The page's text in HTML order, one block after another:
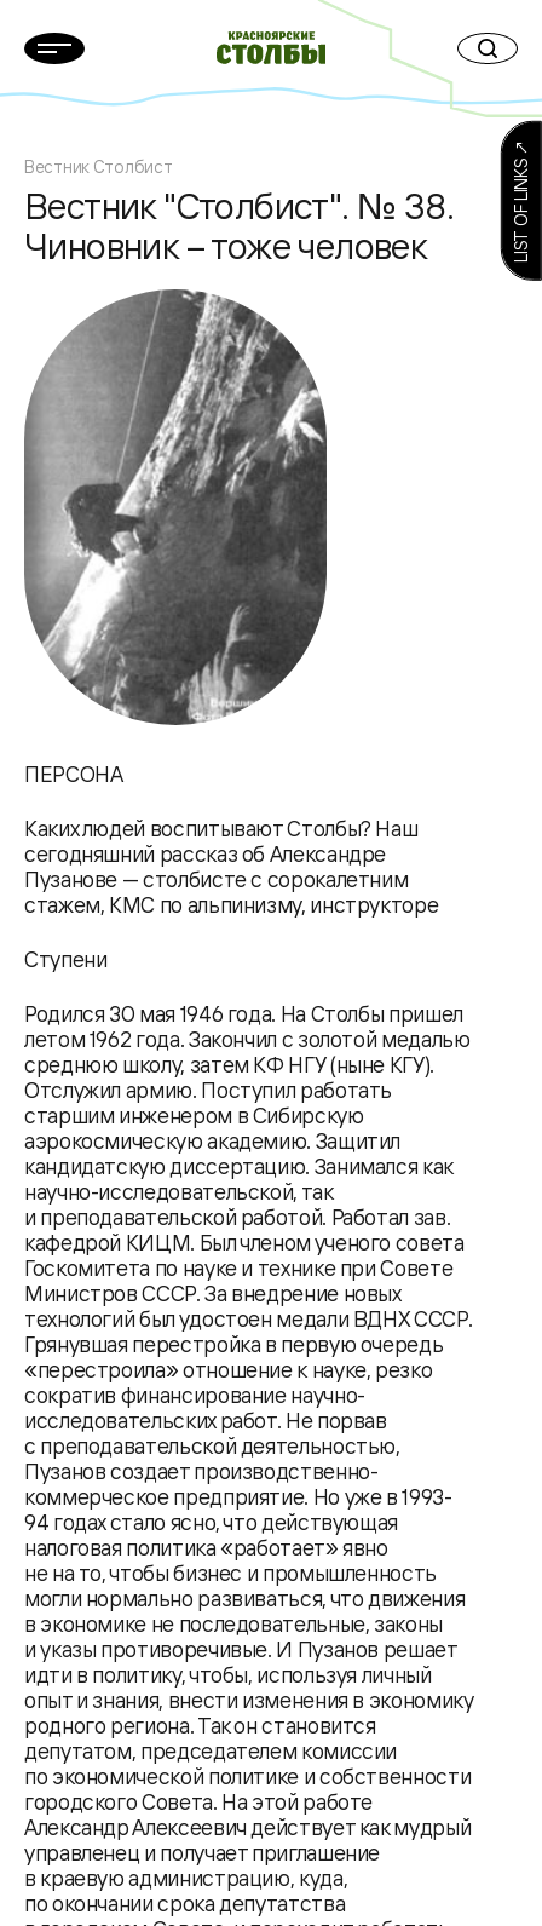
Вестник Столбист
Вестник "Столбист". № 38.
Чиновник – тоже человек
ПЕРСОНА
Каких людей воспитывают Столбы? Наш
сегодняшний рассказ об Александре
Пузанове — столбисте с сорокалетним
стажем, КМС по альпинизму, инструкторе
Ступени
Родился 30 мая 1946 года. На Столбы пришел
летом 1962 года. Закончил с золотой медалью
среднюю школу, затем КФ НГУ (ныне КГУ).
Отслужил армию. Поступил работать
старшим инженером в Сибирскую
аэрокосмическую академию. Защитил
кандидатскую диссертацию. Занимался как
научно-исследовательской, так
и преподавательской работой. Работал зав.
кафедрой КИЦМ. Был членом ученого совета
Госкомитета по науке и технике при Совете
Министров СССР. За внедрение новых
технологий был удостоен медали ВДНХ СССР.
Грянувшая перестройка в первую очередь
«перестроила» отношение к науке, резко
сократив финансирование научно-
исследовательских работ. Не порвав
с преподавательской деятельностью,
Пузанов создает производственно-
коммерческое предприятие. Но уже в 1993-
94 годах стало ясно, что действующая
налоговая политика «работает» явно
не на то, чтобы бизнес и промышленность
могли нормально развиваться, что движения
в экономике не последовательные, законы
и указы противоречивые. И Пузанов решает
идти в политику, чтобы, используя личный
опыт и знания, внести изменения в экономику
родного региона. Так он становится
депутатом, председателем комиссии
по экономической политике и собственности
городского Совета. На этой работе
Александр Алексеевич действует как мудрый
управленец и получает приглашение
в краевую администрацию, куда,
по окончании срока депутатства
LIST OF LINKS ↗